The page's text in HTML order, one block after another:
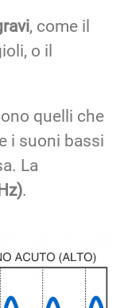
, come il
o il
quelli che
i suoni bassi
La
.